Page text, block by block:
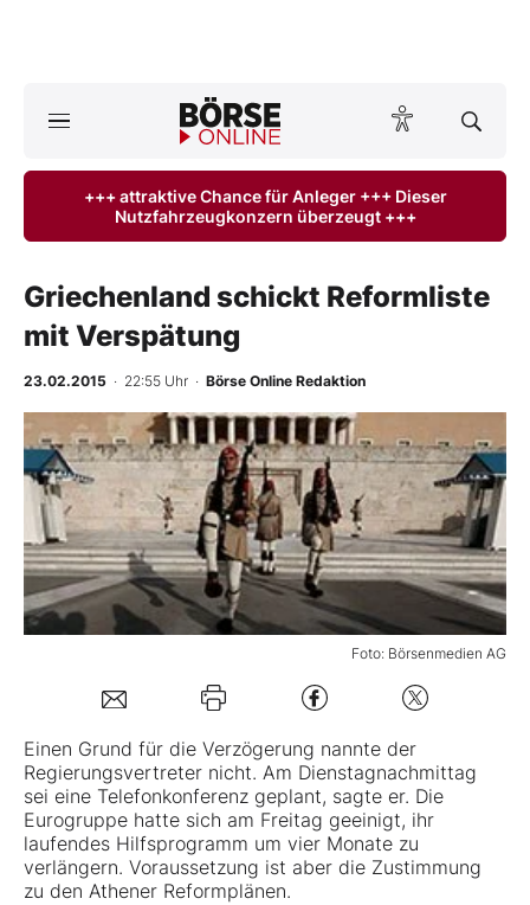
ktuelle Ausgabe BÖRSE ONLINE lesen
Anlageprodukte
Finanz-Check
BO-Musterdepots
Experten
Mein B:O
Folgen Sie uns
Kontakt
+++ attraktive Chance für Anleger +++ Dieser
Nutzfahrzeugkonzern überzeugt +++
Griechenland schickt Reformliste
mit Verspätung
23.02.2015 · 22:55 Uhr · Börse Online Redaktion
Foto: Börsenmedien AG
Einen Grund für die Verzögerung nannte der
Regierungsvertreter nicht. Am Dienstagnachmittag
sei eine Telefonkonferenz geplant, sagte er. Die
Eurogruppe hatte sich am Freitag geeinigt, ihr
laufendes Hilfsprogramm um vier Monate zu
verlängern. Voraussetzung ist aber die Zustimmung
zu den Athener Reformplänen.